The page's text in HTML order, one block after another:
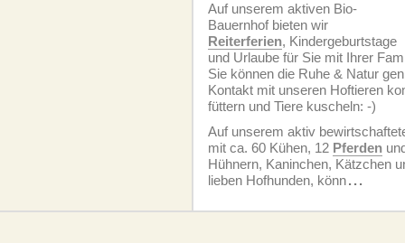
Auf unserem aktiven Bio-
Bauernhof bieten wir
Reiterferien, Kindergeburtstage
und Urlaube für Sie mit Ihrer
Sie können die Ruhe & Natur
Kontakt mit unseren Hoftieren
füttern und Tiere kuscheln: -)
Auf unserem aktiv
mit ca. 60 Kühen, 12 Pferden
Hühnern, Kaninchen, Kätzchen
lieben Hofhunden, könn...